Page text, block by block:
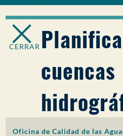
ACERCA DE
LICENCIAS Y PERMISOS
PFAS EN NM
FINANCIACIÓN
SERVICIOS EN LÍNEA
BIBLIOTECA
CERRAR
cuencas
Oficina de Calidad de las